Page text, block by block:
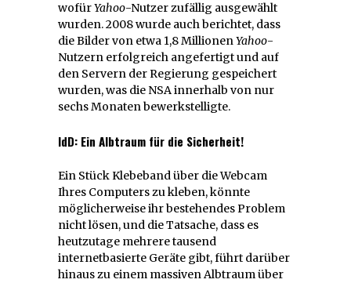
wofürYahoo-Nutzer zufällig ausgewählt
wurden. 2008 wurde auch berichtet, dass
die Bilder von etwa 1,8 MillionenYahoo-
Nutzern erfolgreich angefertigt und auf
den Servern der Regierung gespeichert
wurden, was die NSA innerhalb von nur
sechs Monaten bewerkstelligte.
IdD: Ein Albtraum für die Sicherheit!
Ein Stück Klebeband über die Webcam
Ihres Computers zu kleben, könnte
möglicherweise ihr bestehendes Problem
nicht lösen, und die Tatsache, dass es
heutzutage mehrere tausend
internetbasierte Geräte gibt, führt darüber
hinaus zu einem massiven Albtraum über